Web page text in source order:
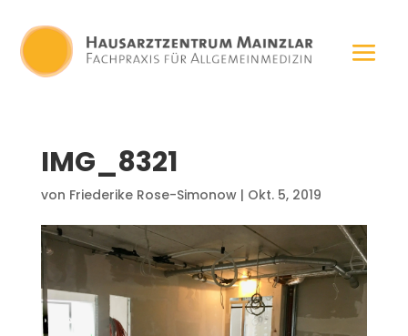
IMG_8321
von Friederike Rose-Simonow| Okt. 5, 2019